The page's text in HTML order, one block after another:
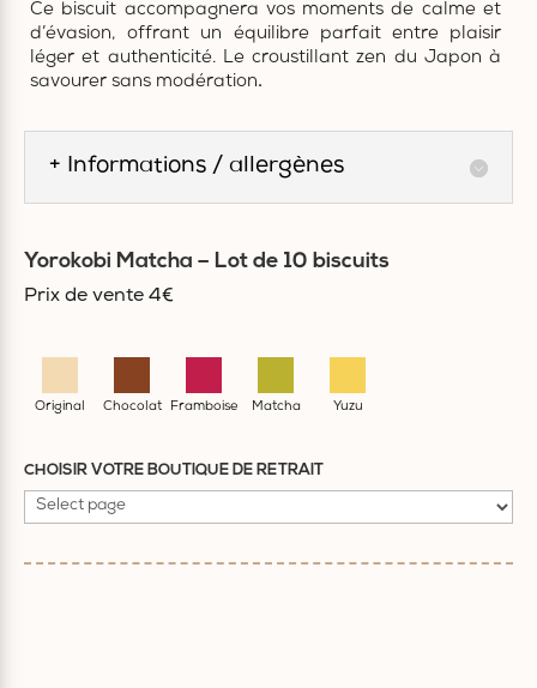
Ce biscuit accompagnera vos moments de calme et
d’évasion, offrant un équilibre parfait entre plaisir
léger et authenticité. Le croustillant zen du Japon à
savourer sans modération.
+ Informations / allergènes
Yorokobi Matcha – Lot de 10 biscuits
Prix de vente 4€
Original Chocolat Framboise Matcha Yuzu
CHOISIR VOTRE BOUTIQUE DE RETRAIT
Choisir
votre